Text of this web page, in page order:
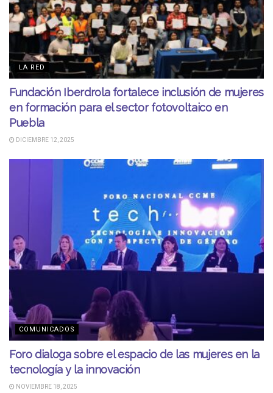
LA RED
Fundación Iberdrola fortalece inclusión de mujeres
en formación para el sector fotovoltaico en
Puebla
DICIEMBRE 12, 2025
COMUNICADOS
Foro dialoga sobre el espacio de las mujeres en la
tecnología y la innovación
NOVIEMBRE 18, 2025